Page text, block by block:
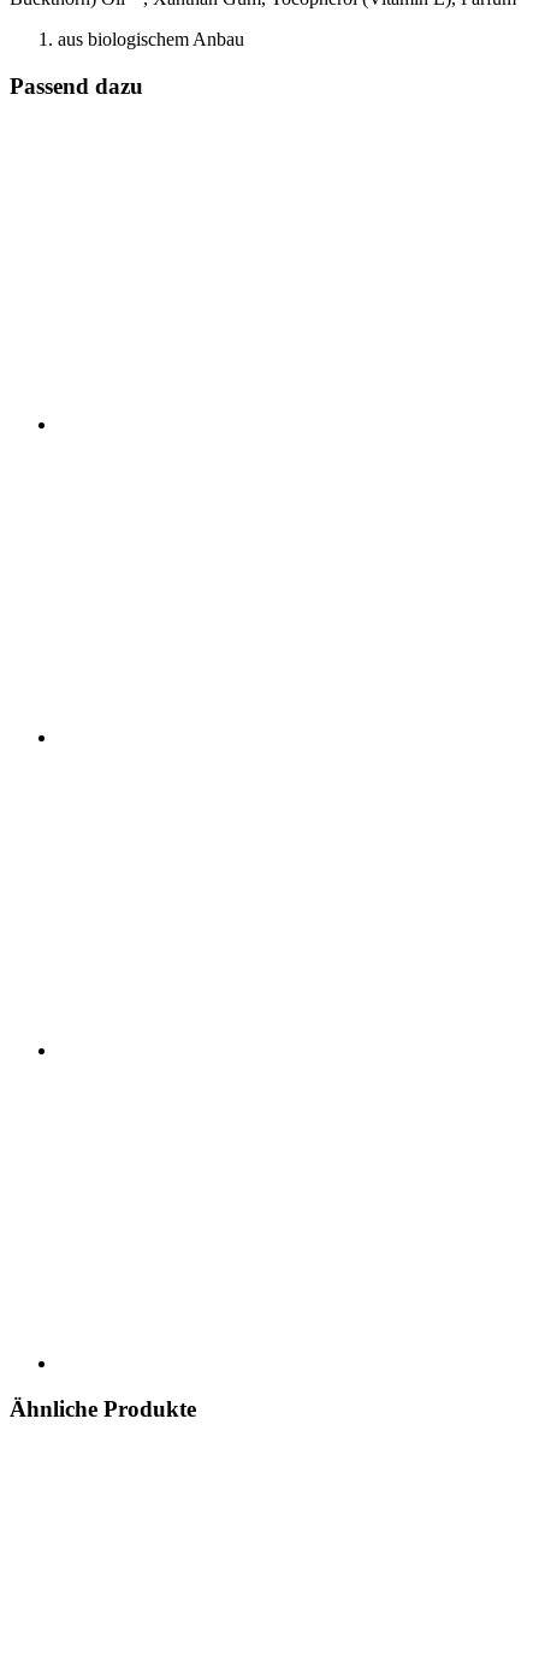
aus biologischem Anbau
Passend dazu
Ähnliche Produkte